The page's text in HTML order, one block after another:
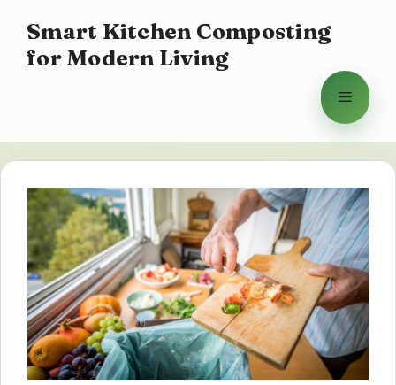
innehåll
Smart Kitchen Composting
for Modern Living
Meny